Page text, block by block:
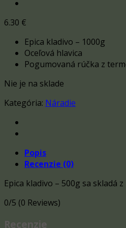
6.30 €
Epica kladivo – 1000g
Oceľová hlavica
Pogumovaná rúčka z
Nie je na sklade
Kategória: Náradie
Popis
Recenzie (0)
Epica kladivo – 500g sa
0/5 (0 Reviews)
Recenzie